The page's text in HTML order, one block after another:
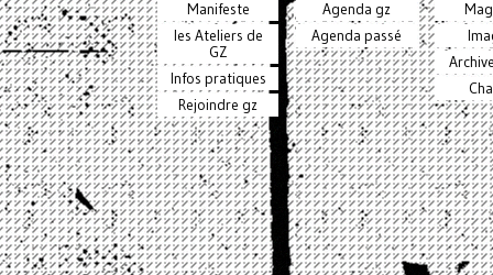
Manifeste
les Ateliers de
GZ
Infos pratiques
Rejoindre gz
Agenda gz
Agenda passé